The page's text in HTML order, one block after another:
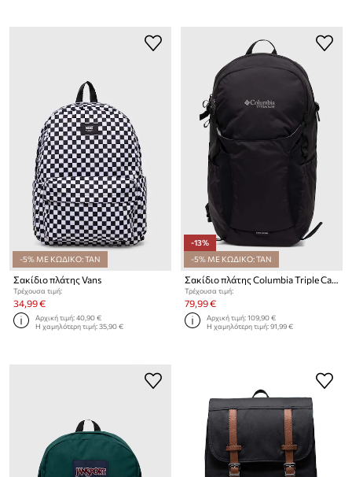
-5% ΜΕ ΚΩΔΙΚΟ: TAN
Σακίδιο πλάτης Vans
Τρέχουσα τιμή:
34,99 €
Αρχική τιμή:40,90 €
Η χαμηλότερη τιμή:35,90 €
-13%
-5% ΜΕ ΚΩΔΙΚΟ: TAN
Σακίδιο πλάτης Columbia Triple Canyon 24L Triple Canyon
Τρέχουσα τιμή:
79,99 €
Αρχική τιμή:109,90 €
Η χαμηλότερη τιμή:91,99 €